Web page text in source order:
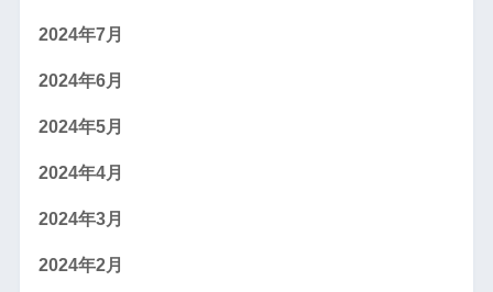
2024年7月
2024年6月
2024年5月
2024年4月
2024年3月
2024年2月